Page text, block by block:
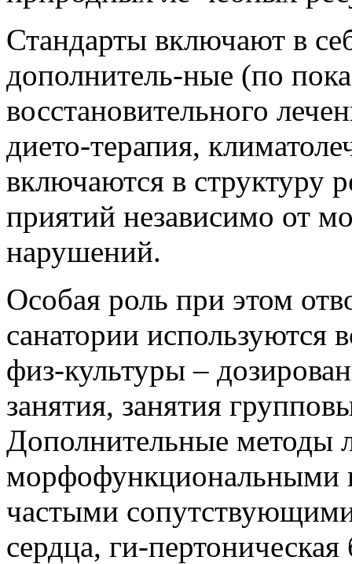
Стандарты включают в
дополнитель-ные (по
восстановительного
дието-терапия,
включаются в структуру
приятий независимо от
нарушений.
Особая роль при этом
санатории используются
физ-культуры –
занятия, занятия
Дополнительные методы
морфофункциональными
частыми
сердца, ги-